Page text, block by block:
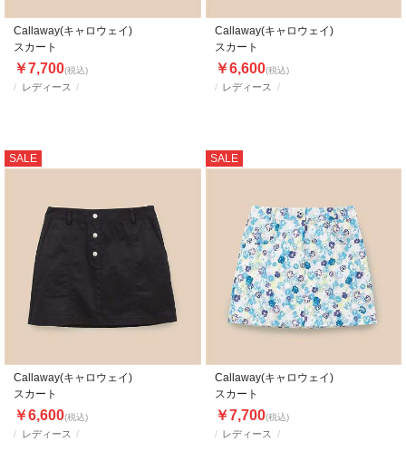
レディース
Callaway(キャロウェイ)
スカート
￥7,700(税込)
レディース
Callaway(キャロウェイ)
スカート
￥6,600(税込)
SALE
レディース
Callaway(キャロウェイ)
スカート
￥6,600(税込)
SALE
レディース
Callaway(キャロウェイ)
スカート
￥7,700(税込)